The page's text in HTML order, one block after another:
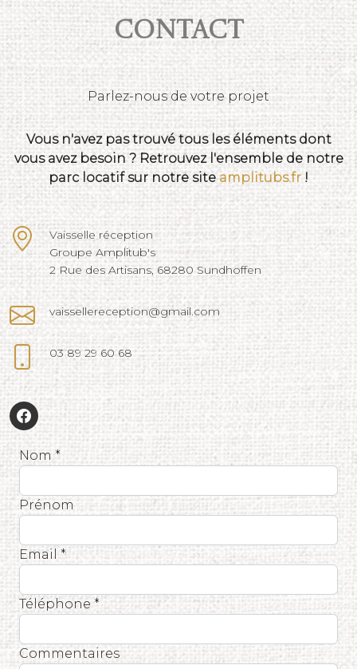
Contact
Parlez-nous de votre projet
Vous n'avez pas trouvé tous les éléments dont
vous avez besoin ? Retrouvez l'ensemble de notre
parc locatif sur notre site amplitubs.fr !
Vaisselle réception
Groupe Amplitub's
2 Rue des Artisans, 68280 Sundhoffen
vaissellereception@gmail.com
03 89 29 60 68
Nom *
Prénom
Email *
Téléphone *
Commentaires